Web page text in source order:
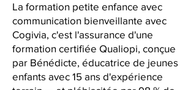
La formation petite enfance avec
communication bienveillante avec
Cogivia, c'est l'assurance d'une
formation certifiée Qualiopi, conçue
par Bénédicte, éducatrice de jeunes
enfants avec 15 ans d'expérience